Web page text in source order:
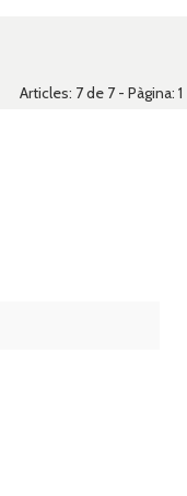
Articles: 7 de 7 - Pàgina: 1